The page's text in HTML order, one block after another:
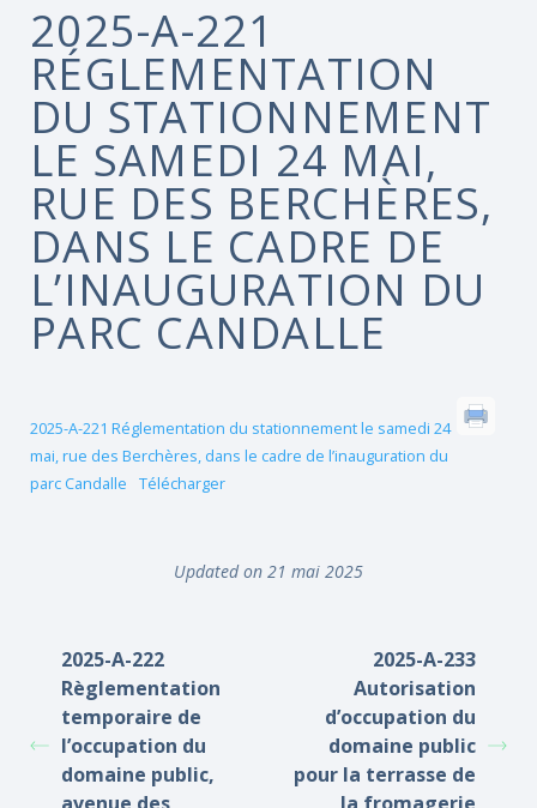
2025-A-221
RÉGLEMENTATION
DU STATIONNEMENT
LE SAMEDI 24 MAI,
RUE DES BERCHÈRES,
DANS LE CADRE DE
L’INAUGURATION DU
PARC CANDALLE
2025-A-221 Réglementation du stationnement le samedi 24
mai, rue des Berchères, dans le cadre de l’inauguration du
parc Candalle
Télécharger
Updated on 21 mai 2025
2025-A-222
Règlementation
temporaire de
l’occupation du
domaine public,
2025-A-233
Autorisation
d’occupation du
domaine public
pour la terrasse de